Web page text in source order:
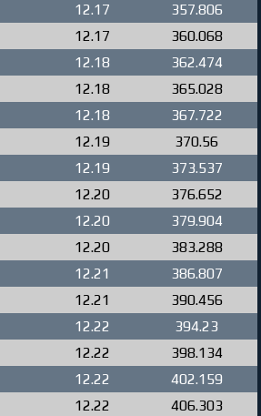
12.17
357.806
12.17
360.068
12.18
362.474
12.18
365.028
12.18
367.722
12.19
370.56
12.19
373.537
12.20
376.652
12.20
379.904
12.20
383.288
12.21
386.807
12.21
390.456
12.22
394.23
12.22
398.134
12.22
402.159
12.22
406.303